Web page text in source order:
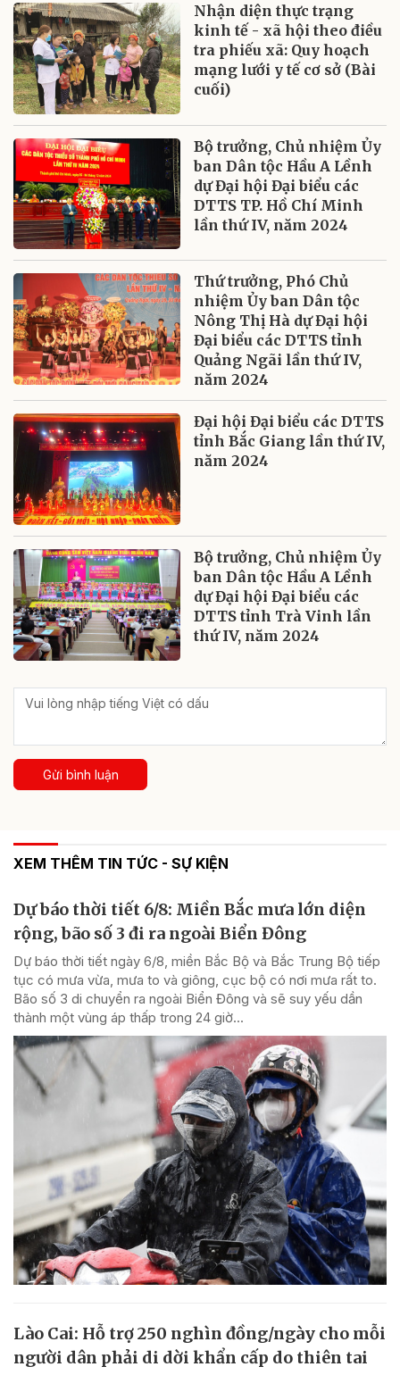
Nhận diện thực trạng
kinh tế - xã hội theo điều
tra phiếu xã: Quy hoạch
mạng lưới y tế cơ sở (Bài
cuối)
Bộ trưởng, Chủ nhiệm Ủy
ban Dân tộc Hầu A Lềnh
dự Đại hội Đại biểu các
DTTS TP. Hồ Chí Minh
lần thứ IV, năm 2024
Thứ trưởng, Phó Chủ
nhiệm Ủy ban Dân tộc
Nông Thị Hà dự Đại hội
Đại biểu các DTTS tỉnh
Quảng Ngãi lần thứ IV,
năm 2024
Đại hội Đại biểu các DTTS
tỉnh Bắc Giang lần thứ IV,
năm 2024
Bộ trưởng, Chủ nhiệm Ủy
ban Dân tộc Hầu A Lềnh
dự Đại hội Đại biểu các
DTTS tỉnh Trà Vinh lần
thứ IV, năm 2024
Gửi bình luận
XEM THÊM TIN TỨC - SỰ KIỆN
Dự báo thời tiết 6/8: Miền Bắc mưa lớn diện
rộng, bão số 3 đi ra ngoài Biển Đông
Dự báo thời tiết ngày 6/8, miền Bắc Bộ và Bắc Trung Bộ tiếp
tục có mưa vừa, mưa to và giông, cục bộ có nơi mưa rất to.
Bão số 3 di chuyển ra ngoài Biển Đông và sẽ suy yếu dần
thành một vùng áp thấp trong 24 giờ...
Lào Cai: Hỗ trợ 250 nghìn đồng/ngày cho mỗi
người dân phải di dời khẩn cấp do thiên tai